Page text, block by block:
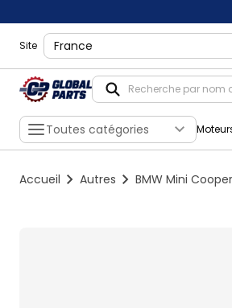
Site shippingLocation
Toutes catégories
Accueil Autres BMW Mini